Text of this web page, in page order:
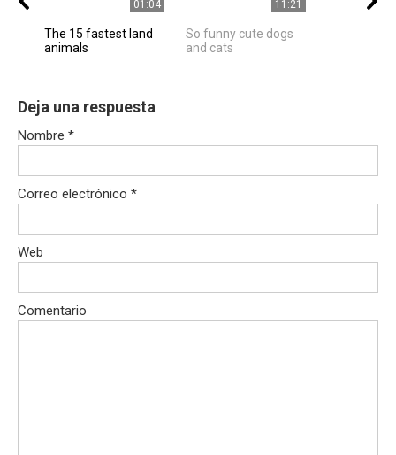
01:04
The 15 fastest land
animals
11:21
So funny cute dogs
and cats
Deja una respuesta
Nombre *
Correo electrónico *
Web
Comentario